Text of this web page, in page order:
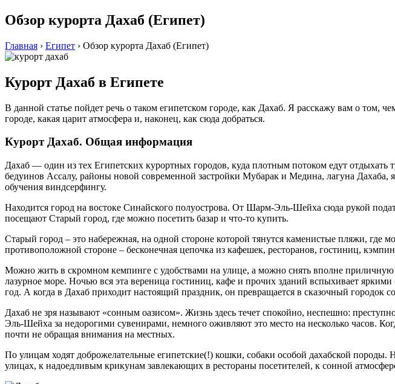
Обзор курорта Дахаб (Египет)
Главная › Египет › Обзор курорта Дахаб (Египет)
Курорт Дахаб в Египете
В данной статье пойдет речь о таком египетском городе, как Дахаб. Я расскажу вам о том,
городе, какая царит атмосфера и, наконец, как сюда добраться.
Курорт Дахаб. Общая информация
Дахаб — один из тех Египетских курортных городов, куда плотным потоком едут
бедуинов Ассалу, районы новой современной застройки Мубарак и Медина, лагуна
обучения виндсерфингу.
Находится город на востоке Синайского полуострова. От Шарм-Эль-Шейха сюда рукой
посещают Старый город, где можно посетить базар и что-то купить.
Старый город – это набережная, на одной стороне которой тянутся каменистые пляжи,
противоположной стороне – бесконечная цепочка из кафешек, ресторанов, гостиниц,
Можно жить в скромном кемпинге с удобствами на улице, а можно снять вполне приличную
лазурное море. Ночью вся эта вереница гостиниц, кафе и прочих зданий вспыхивает
год. А когда в Дахаб приходит настоящий праздник, он превращается в сказочный городок
Дахаб не зря называют «сонным оазисом». Жизнь здесь течет спокойно, неспешно:
Эль-Шейха за недорогими сувенирами, немного оживляют это место на несколько часов.
почти не обращая внимания на местных.
По улицам ходят доброжелательные египетские(!) кошки, собаки особой дахабской
улицах, к надоедливым крикунам завлекающих в рестораны посетителей, к сонной